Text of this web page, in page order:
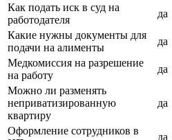
Как подать иск в суд на
работодателя
да
Какие нужны документы для
подачи на алименты
да
Медкомиссия на разрешение
на работу
да
Можно ли разменять
неприватизированную
квартиру
да
Оформление сотрудников в
да